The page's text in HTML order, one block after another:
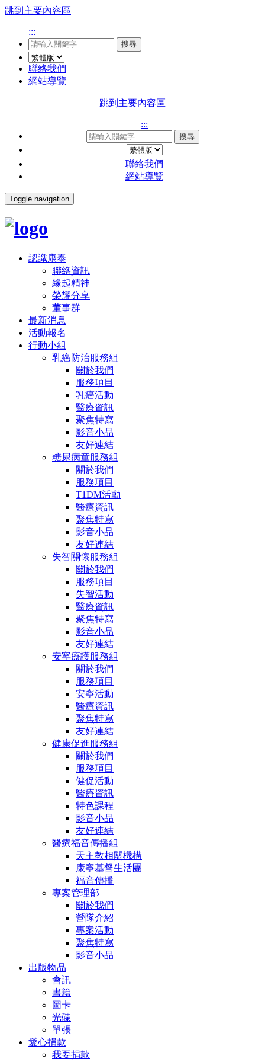
跳到主要內容區
:::
搜尋
聯絡我們
網站導覽
跳到主要內容區
:::
搜尋
聯絡我們
網站導覽
Toggle navigation
認識康泰
聯絡資訊
緣起精神
榮耀分享
董事群
最新消息
活動報名
行動小組
乳癌防治服務組
關於我們
服務項目
乳癌活動
醫療資訊
聚焦特寫
影音小品
友好連結
糖尿病童服務組
關於我們
服務項目
T1DM活動
醫療資訊
聚焦特寫
影音小品
友好連結
失智關懷服務組
關於我們
服務項目
失智活動
醫療資訊
聚焦特寫
影音小品
友好連結
安寧療護服務組
關於我們
服務項目
安寧活動
醫療資訊
聚焦特寫
友好連結
健康促進服務組
關於我們
服務項目
健促活動
醫療資訊
特色課程
影音小品
友好連結
醫療福音傳播組
天主教相關機構
康寧基督生活團
福音傳播
專案管理部
關於我們
營隊介紹
專案活動
聚焦特寫
影音小品
出版物品
會訊
書籍
圖卡
光碟
單張
愛心捐款
我要捐款